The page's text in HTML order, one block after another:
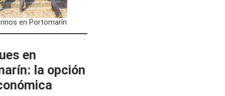
en Portomarín
en
la opción